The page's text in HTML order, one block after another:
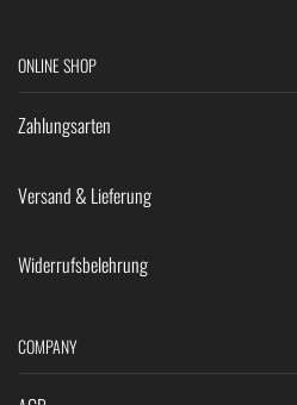
ONLINE SHOP
Zahlungsarten
Versand & Lieferung
Widerrufsbelehrung
COMPANY